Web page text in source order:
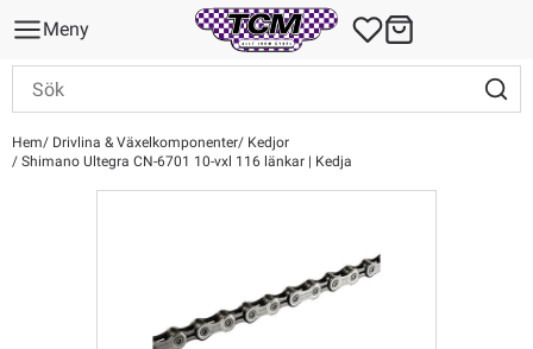
Meny
Hem Drivlina & Växelkomponenter
Kedjor
Shimano Ultegra CN-6701 10-vxl 116 länkar | Kedja